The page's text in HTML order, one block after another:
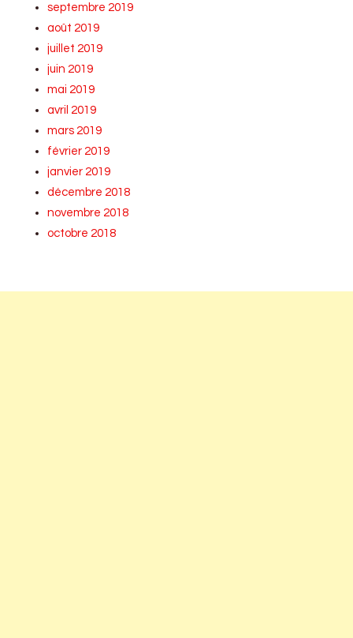
septembre 2019
août 2019
juillet 2019
juin 2019
mai 2019
avril 2019
mars 2019
février 2019
janvier 2019
décembre 2018
novembre 2018
octobre 2018